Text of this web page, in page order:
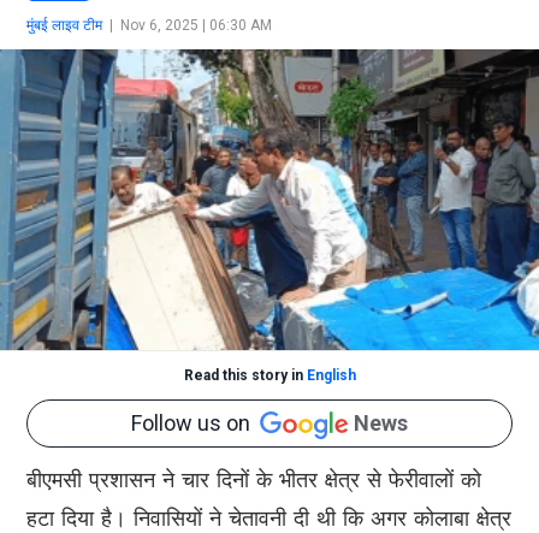
मुंबई लाइव टीम| Nov 6, 2025 | 06:30 AM
Read this story in English
Follow us on News
बीएमसी प्रशासन ने चार दिनों के भीतर क्षेत्र से फेरीवालों को
हटा दिया है। निवासियों ने चेतावनी दी थी कि अगर कोलाबा क्षेत्र